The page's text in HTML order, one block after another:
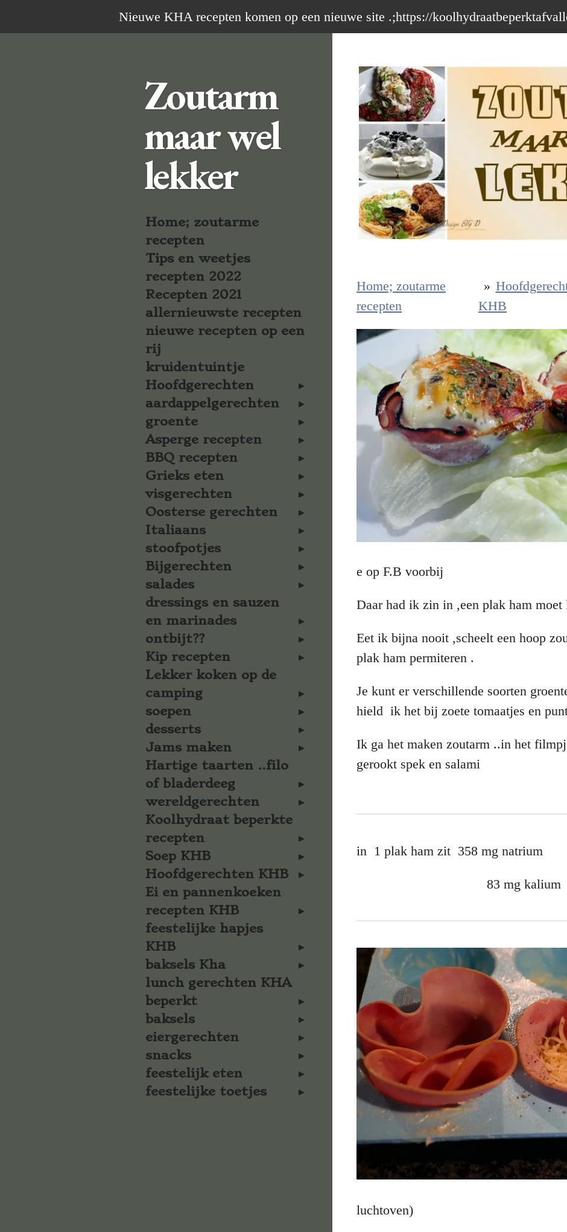
direct
Nieuwe KHA recepten komen op een nieuwe site .;https://
Home; zoutarme
recepten
»
KHB
e op F.B voorbij
Daar had ik zin in ,een plak ham moet
Eet ik bijna nooit ,scheelt een hoop
plak ham permiteren .
Je kunt er verschillende soorten
hield ik het bij zoete tomaatjes en
Ik ga het maken zoutarm ..in het
gerookt spek en salami
in 1 plak ham zit 358 mg natrium
83 mg kalium
luchtoven)
Zoutarm
maar wel
lekker
Home; zoutarme
recepten
Tips en weetjes
recepten 2022
Recepten 2021
allernieuwste recepten
nieuwe recepten op een
rij
kruidentuintje
Hoofdgerechten
aardappelgerechten
groente
Asperge recepten
BBQ recepten
Grieks eten
visgerechten
Oosterse gerechten
Italiaans
stoofpotjes
Bijgerechten
salades
dressings en sauzen
en marinades
ontbijt??
Kip recepten
Lekker koken op de
camping
soepen
desserts
Jams maken
Hartige taarten ..filo
of bladerdeeg
wereldgerechten
Koolhydraat beperkte
recepten
Soep KHB
Hoofdgerechten KHB
Ei en pannenkoeken
recepten KHB
feestelijke hapjes
KHB
baksels Kha
lunch gerechten KHA
beperkt
baksels
eiergerechten
snacks
feestelijk eten
feestelijke toetjes